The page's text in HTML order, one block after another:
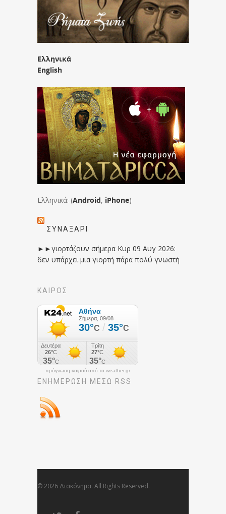
Ελληνικά
English
Ελληνικά: (Android, iPhone)
ΣΥΝΑΞΆΡΙ
►►γιορτάζουν σήμερα Κυρ 09 Αυγ 2026:
δεν υπάρχει μια γιορτή πάρα πολύ γνωστή
ΚΑΙΡΟΣ
πρόγνωση καιρού από το weather.gr
ΕΝΗΜΈΡΩΣΉ ΜΕΣΩ RSS
© 2026 Διακόνημα. All Rights Reserved.